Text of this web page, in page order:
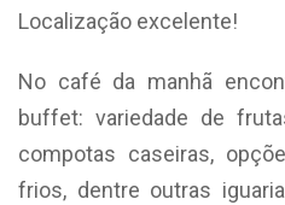
Localização excelente!
No café da manhã
buffet: variedade de
compotas caseiras,
frios, dentre outras